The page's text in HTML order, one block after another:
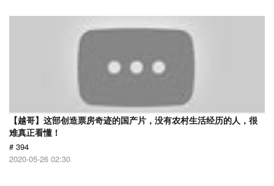
【越哥】这部创造票房奇迹的国产片，没有农村生活经历的人，很
难真正看懂！
# 394
2020-05-26 02:30